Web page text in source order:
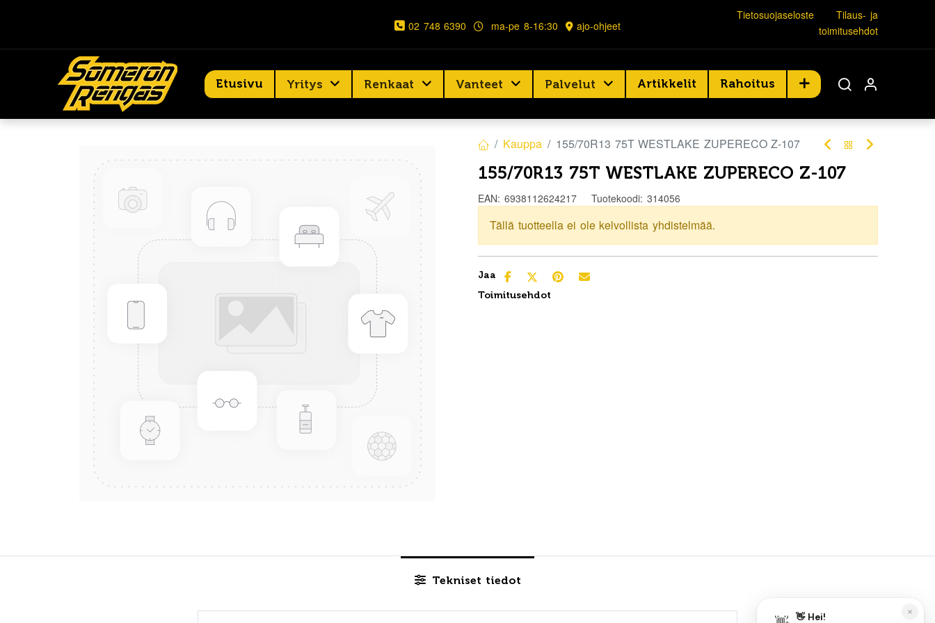
02 748 6390 ma-pe 8-16:30 ajo-ohjeet
Tietosuojaseloste
Tilaus- ja
toimitusehdot
Etusivu Yritys Renkaat Vanteet Palvelut Artikkelit Rahoitus
Kauppa 155/70R13 75T WESTLAKE ZUPERECO Z-107
155/70R13 75T WESTLAKE ZUPERECO Z-107
EAN: 6938112624217 Tuotekoodi: 314056
Tällä tuotteella ei ole kelvollista yhdistelmää.
Jaa
Toimitusehdot
Tekniset tiedot